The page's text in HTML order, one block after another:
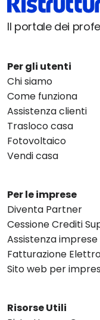
Il portale dei
Per gli utenti
Chi siamo
Come funziona
Assistenza clienti
Trasloco casa
Fotovoltaico
Vendi casa
Per le imprese
Diventa Partner
Cessione Crediti
Assistenza imprese
Fatturazione
Sito web per
Risorse Utili